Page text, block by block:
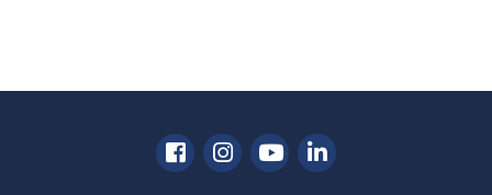
Facebook
Instagram
YoutubeLinkedin